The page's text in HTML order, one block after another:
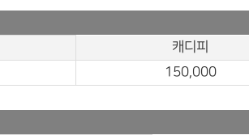
캐디피
150,000